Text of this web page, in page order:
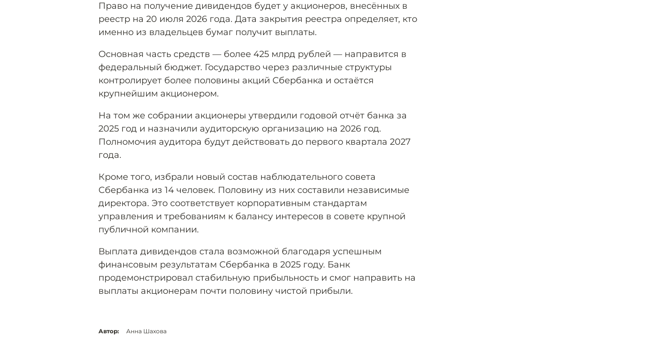
Право на получение дивидендов будет у акционеров, внесённых в
реестр на 20 июля 2026 года. Дата закрытия реестра определяет, кто
именно из владельцев бумаг получит выплаты.
Основная часть средств — более 425 млрд рублей — направится в
федеральный бюджет. Государство через различные структуры
контролирует более половины акций Сбербанка и остаётся
крупнейшим акционером.
На том же собрании акционеры утвердили годовой отчёт банка за
2025 год и назначили аудиторскую организацию на 2026 год.
Полномочия аудитора будут действовать до первого квартала 2027
года.
Кроме того, избрали новый состав наблюдательного совета
Сбербанка из 14 человек. Половину из них составили независимые
директора. Это соответствует корпоративным стандартам
управления и требованиям к балансу интересов в совете крупной
публичной компании.
Выплата дивидендов стала возможной благодаря успешным
финансовым результатам Сбербанка в 2025 году. Банк
продемонстрировал стабильную прибыльность и смог направить на
выплаты акционерам почти половину чистой прибыли.
Автор: Анна Шахова